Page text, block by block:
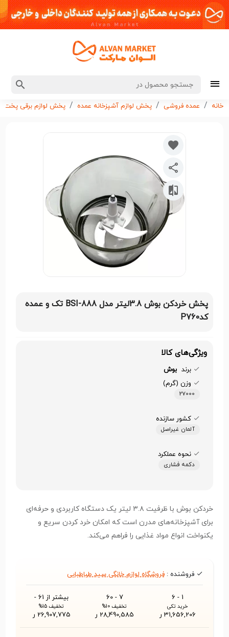
خانه عمده فروشی پخش لوازم آشپزخانه عمده پخش لوازم برقی پخت
پخش خردکن بوش 3.8لیتر مدل BSI-888 تک و عمده
کدP760
ویژگی‌های کالا
برند بوش
وزن (گرم)
27000
کشور سازنده
آلمان غیراصل
نحوه عملکرد
دکمه فشاری
خردکن بوش با ظرفیت ۳.۸ لیتر یک دستگاه کاربردی و حرفه‌ای
برای آشپزخانه‌های مدرن است که امکان خرد کردن سریع و
یکنواخت انواع مواد غذایی را فراهم می‌کند.
فروشنده :فروشگاه لوازم خانگی سید طباطبایی
1 - 6
خرید تکی
31,656,206 ر
7 - 60
تخفیف 10%
28,490,585 ر
بیشتر از 61 -
تخفیف 15%
26,907,775 ر